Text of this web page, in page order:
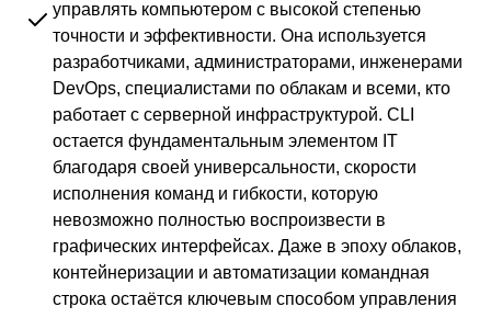
управлять компьютером с высокой степенью
точности и эффективности. Она используется
разработчиками, администраторами, инженерами
DevOps, специалистами по облакам и всеми, кто
работает с серверной инфраструктурой. CLI
остается фундаментальным элементом IT
благодаря своей универсальности, скорости
исполнения команд и гибкости, которую
невозможно полностью воспроизвести в
графических интерфейсах. Даже в эпоху облаков,
контейнеризации и автоматизации командная
строка остаётся ключевым способом управления